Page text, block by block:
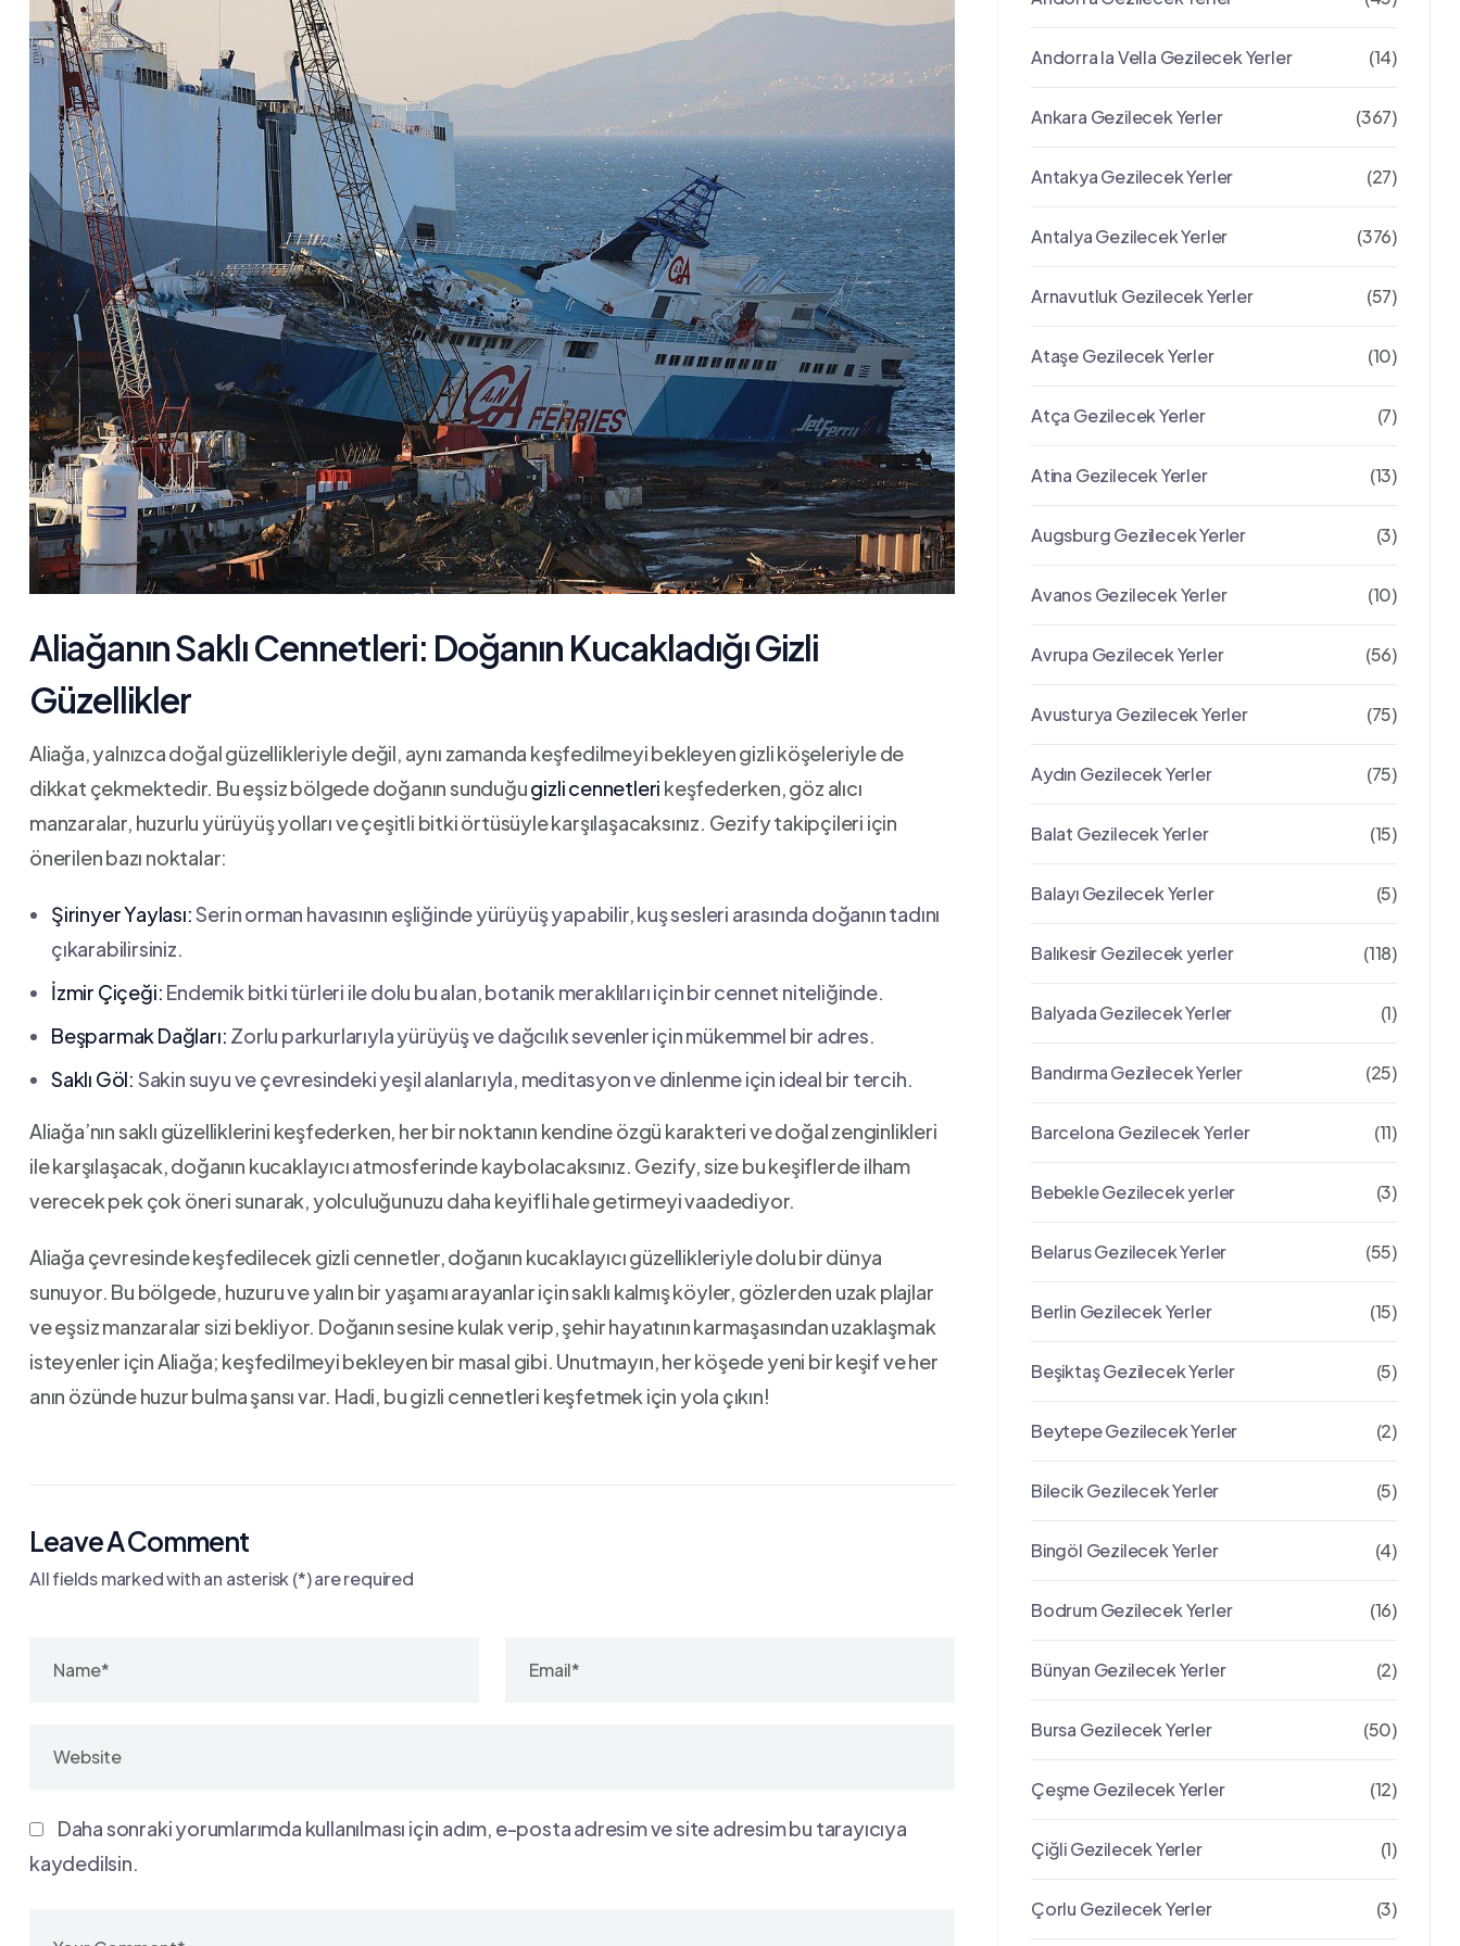
Aliağanın ⁤Saklı Cennetleri: Doğanın Kucakladığı⁣ Gizli
Güzellikler
Aliağa, yalnızca⁤ doğal güzellikleriyle değil, aynı zamanda keşfedilmeyi ⁢bekleyen gizli ⁢köşeleriyle de‍
dikkat ​çekmektedir. Bu eşsiz bölgede doğanın sunduğugizli cennetleri keşfederken, göz alıcı
manzaralar, huzurlu yürüyüş yolları ve çeşitli bitki örtüsüyle karşılaşacaksınız. Gezify takipçileri için
önerilen⁢ bazı noktalar:
Şirinyer Yaylası:Serin orman‍ havasının eşliğinde yürüyüş yapabilir, kuş sesleri arasında doğanın tadını
çıkarabilirsiniz.
İzmir Çiçeği: Endemik bitki türleri ile dolu bu alan, botanik meraklıları için‍ bir cennet niteliğinde.
Beşparmak Dağları: ​Zorlu parkurlarıyla yürüyüş ve dağcılık sevenler için mükemmel bir adres.
Saklı ‌Göl: Sakin suyu ve çevresindeki yeşil alanlarıyla, meditasyon ve⁢ dinlenme için ideal bir tercih.
Aliağa’nın saklı güzelliklerini keşfederken, her bir noktanın kendine özgü karakteri ve doğal zenginlikleri⁣
ile karşılaşacak, doğanın kucaklayıcı atmosferinde kaybolacaksınız. Gezify, size bu keşiflerde ilham
verecek pek çok öneri sunarak, yolculuğunuzu daha keyifli hale‌ getirmeyi vaadediyor.
Aliağa ‍çevresinde keşfedilecek gizli cennetler, doğanın kucaklayıcı güzellikleriyle dolu bir⁢ dünya
sunuyor. Bu bölgede, huzuru ve ‌yalın bir yaşamı ‌arayanlar⁤ için saklı⁤ kalmış köyler, gözlerden uzak plajlar
ve ‌eşsiz manzaralar sizi bekliyor. Doğanın sesine kulak verip, şehir hayatının karmaşasından uzaklaşmak
isteyenler için Aliağa; keşfedilmeyi ⁣bekleyen bir masal gibi. Unutmayın, her köşede yeni bir⁣ keşif ve her
anın özünde huzur bulma şansı var. Hadi,‍ bu gizli cennetleri keşfetmek için yola ​çıkın!
Leave A Comment
All fields marked with an asterisk (*) are required
Daha sonraki yorumlarımda kullanılması için adım, e-posta adresim ve site adresim bu tarayıcıya
kaydedilsin.
Andorra la Vella Gezilecek Yerler (14)
Ankara Gezilecek Yerler (367)
Antakya Gezilecek Yerler (27)
Antalya Gezilecek Yerler (376)
Arnavutluk Gezilecek Yerler (57)
Ataşe Gezilecek Yerler (10)
Atça Gezilecek Yerler (7)
Atina Gezilecek Yerler (13)
Augsburg Gezilecek Yerler (3)
Avanos Gezilecek Yerler (10)
Avrupa Gezilecek Yerler (56)
Avusturya Gezilecek Yerler (75)
Aydın Gezilecek Yerler (75)
Balat Gezilecek Yerler (15)
Balayı Gezilecek Yerler (5)
Balıkesir Gezilecek yerler (118)
Balyada Gezilecek Yerler (1)
Bandırma Gezilecek Yerler (25)
Barcelona Gezilecek Yerler (11)
Bebekle Gezilecek yerler (3)
Belarus Gezilecek Yerler (55)
Berlin Gezilecek Yerler (15)
Beşiktaş Gezilecek Yerler (5)
Beytepe Gezilecek Yerler (2)
Bilecik Gezilecek Yerler (5)
Bingöl Gezilecek Yerler (4)
Bodrum Gezilecek Yerler (16)
Bünyan Gezilecek Yerler (2)
Bursa Gezilecek Yerler (50)
Çeşme Gezilecek Yerler (12)
Çiğli Gezilecek Yerler (1)
Çorlu Gezilecek Yerler (3)